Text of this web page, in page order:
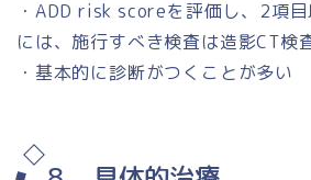
・ADD risk scoreを評価し、2項
には、施行すべき検査は造影CT検
・基本的に診断がつくことが多い